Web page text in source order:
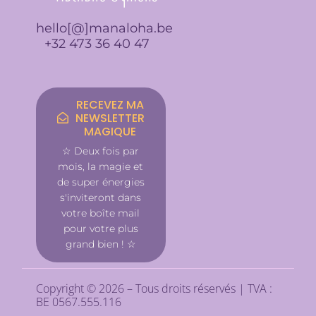
hello[@]manaloha.be
+32 473 36 40 47
RECEVEZ MA
NEWSLETTER
MAGIQUE
☆ Deux fois par
mois, la magie et
de super énergies
s'inviteront dans
votre boîte mail
pour votre plus
grand bien ! ☆
Copyright © 2026 – Tous droits réservés | TVA :
BE 0567.555.116